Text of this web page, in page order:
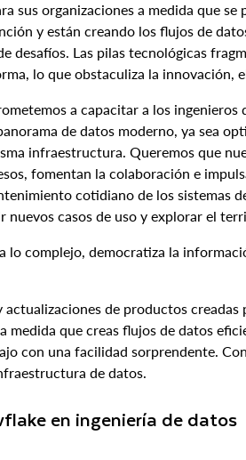
sus organizaciones a medida que
y están creando los flujos de
Las pilas tecnológicas
lo que obstaculiza la innovación,
a capacitar a los
de datos moderno, ya sea
infraestructura. Queremos que
fomentan la colaboración e
cotidiano de los sistemas
casos de uso y explorar el
complejo, democratiza la
de productos
que creas flujos de datos
con una facilidad sorprendente.
de datos.
en ingeniería de datos